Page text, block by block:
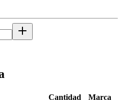
Cantidad
Marca